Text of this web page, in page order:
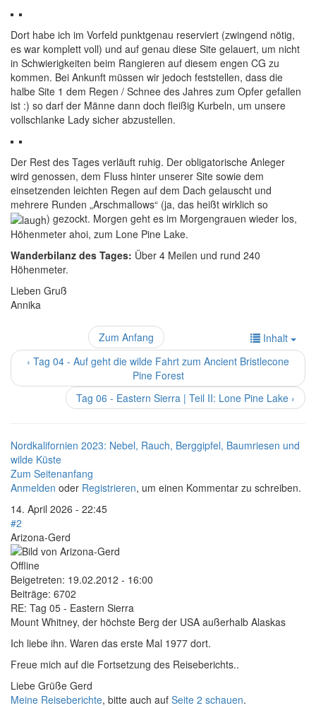
Dort habe ich im Vorfeld punktgenau reserviert (zwingend nötig,
es war komplett voll) und auf genau diese Site gelauert, um nicht
in Schwierigkeiten beim Rangieren auf diesem engen CG zu
kommen. Bei Ankunft müssen wir jedoch feststellen, dass die
halbe Site 1 dem Regen / Schnee des Jahres zum Opfer gefallen
ist :) so darf der Männe dann doch fleißig Kurbeln, um unsere
vollschlanke Lady sicher abzustellen.
Der Rest des Tages verläuft ruhig. Der obligatorische Anleger
wird genossen, dem Fluss hinter unserer Site sowie dem
einsetzenden leichten Regen auf dem Dach gelauscht und
mehrere Runden „Arschmallows“ (ja, das heißt wirklich so
) gezockt. Morgen geht es im Morgengrauen wieder los,
Höhenmeter ahoi, zum Lone Pine Lake.
Wanderbilanz des Tages: Über 4 Meilen und rund 240
Höhenmeter.
Lieben Gruß
Annika
Inhalt
‹ Tag 04 - Auf geht die wilde Fahrt zum Ancient Bristlecone
Pine Forest
Zum Anfang
Tag 06 - Eastern Sierra | Teil II: Lone Pine Lake ›
Nordkalifornien 2023: Nebel, Rauch, Berggipfel, Baumriesen und
wilde Küste
Zum Seitenanfang
Anmelden oder Registrieren, um einen Kommentar zu schreiben.
14. April 2026 - 22:45
#2
Arizona-Gerd
Offline
Beigetreten: 19.02.2012 - 16:00
Beiträge: 6702
RE: Tag 05 - Eastern Sierra
Mount Whitney, der höchste Berg der USA außerhalb Alaskas
Ich liebe ihn. Waren das erste Mal 1977 dort.
Freue mich auf die Fortsetzung des Reiseberichts..
Liebe Grüße Gerd
Meine Reiseberichte, bitte auch auf Seite 2 schauen.